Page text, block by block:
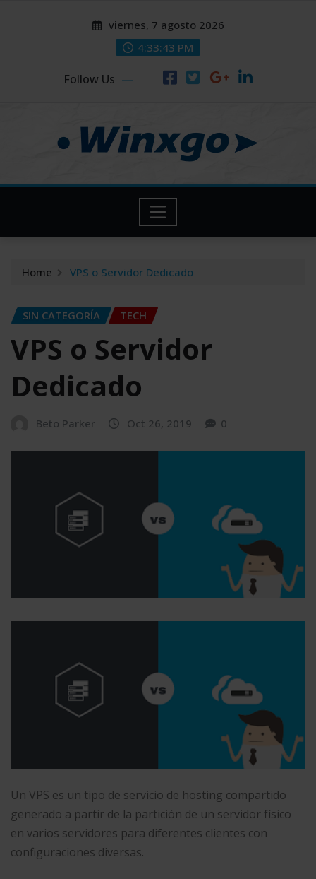
viernes, 7 agosto 2026
4:33:44 PM
Follow Us
Home VPS o Servidor Dedicado
SIN CATEGORÍA TECH
VPS o Servidor
Dedicado
Beto Parker Oct 26, 2019 0
Un VPS es un tipo de servicio de hosting compartido
generado a partir de la partición de un servidor físico
en varios servidores para diferentes clientes con
configuraciones diversas.